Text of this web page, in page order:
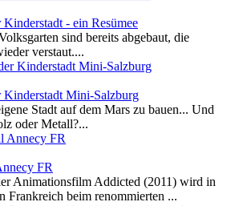
- ein Resümee
sind bereits abgebaut, die
verstaut....
Mini-Salzburg
Stadt auf dem Mars zu bauen... Und
oder Metall?...
FR
Animationsfilm Addicted (2011) wird in
Frankreich beim renommierten ...